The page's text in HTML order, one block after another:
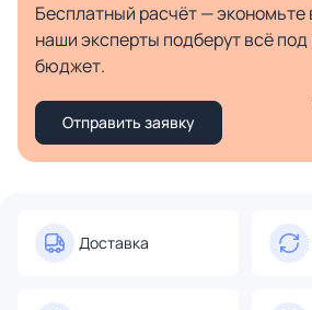
Бесплатный расчёт — экономьте
наши эксперты подберут всё
бюджет.
Отправить заявку
Доставка